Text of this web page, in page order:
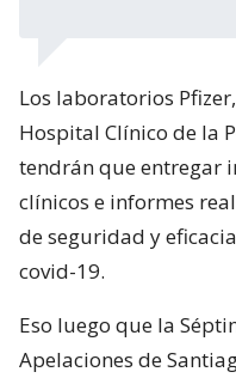
Los laboratorios
Hospital Clínico de la
tendrán que entregar
clínicos e informes
de seguridad y
covid-19.
Eso luego que la
Apelaciones de